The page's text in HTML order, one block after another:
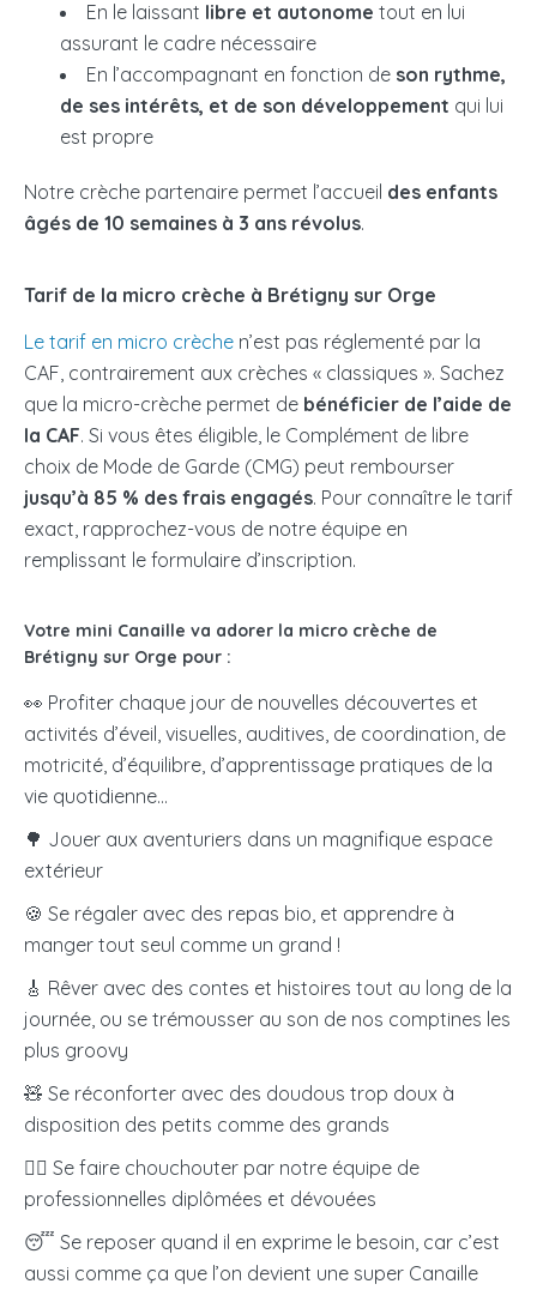
En le laissant libre et autonome tout en lui
assurant le cadre nécessaire
En l’accompagnant en fonction de son rythme,
de ses intérêts, et de son développement qui lui
est propre
Notre crèche partenaire permet l’accueil des enfants
âgés de 10 semaines à 3 ans révolus.
Tarif de la micro crèche à Brétigny sur Orge
Le tarif en micro crèche n’est pas réglementé par la
CAF, contrairement aux crèches « classiques ». Sachez
que la micro-crèche permet de bénéficier de l’aide de
la CAF. Si vous êtes éligible, le Complément de libre
choix de Mode de Garde (CMG) peut rembourser
jusqu’à 85 % des frais engagés. Pour connaître le tarif
exact, rapprochez-vous de notre équipe en
remplissant le formulaire d’inscription.
Votre mini Canaille va adorer la micro crèche de
Brétigny sur Orge pour :
👀 Profiter chaque jour de nouvelles découvertes et
activités d’éveil, visuelles, auditives, de coordination, de
motricité, d’équilibre, d’apprentissage pratiques de la
vie quotidienne…
🌳 Jouer aux aventuriers dans un magnifique espace
extérieur
🍪 Se régaler avec des repas bio, et apprendre à
manger tout seul comme un grand !
🎸 Rêver avec des contes et histoires tout au long de la
journée, ou se trémousser au son de nos comptines les
plus groovy
🧸 Se réconforter avec des doudous trop doux à
disposition des petits comme des grands
🧖‍♀️ Se faire chouchouter par notre équipe de
professionnelles diplômées et dévouées
😴 Se reposer quand il en exprime le besoin, car c’est
aussi comme ça que l’on devient une super Canaille